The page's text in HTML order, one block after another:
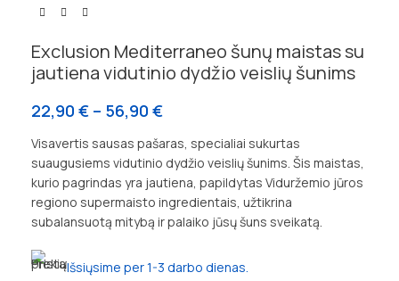
Exclusion Mediterraneo šunų maistas su
jautiena vidutinio dydžio veislių šunims
22,90 € – 56,90 €
Visavertis sausas pašaras, specialiai sukurtas
suaugusiems vidutinio dydžio veislių šunims. Šis maistas,
kurio pagrindas yra jautiena, papildytas Viduržemio jūros
regiono supermaisto ingredientais, užtikrina
subalansuotą mitybą ir palaiko jūsų šuns sveikatą.
Išsiųsime per 1-3 darbo dienas.